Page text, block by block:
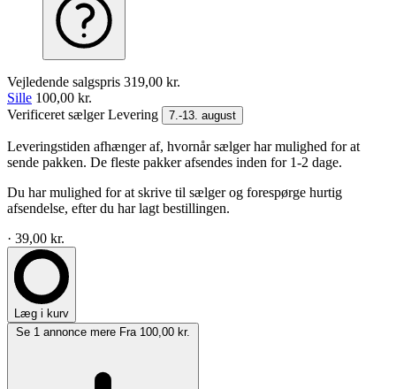
Vejledende salgspris 319,00 kr.
Sille 100,00 kr.
Verificeret sælgerLevering 7.-13. august
Leveringstiden afhænger af, hvornår sælger har mulighed for at
sende pakken. De fleste pakker afsendes inden for 1-2 dage.
Du har mulighed for at skrive til sælger og forespørge hurtig
afsendelse, efter du har lagt bestillingen.
· 39,00 kr.
Læg i kurv
Se 1 annonce mere Fra 100,00 kr.